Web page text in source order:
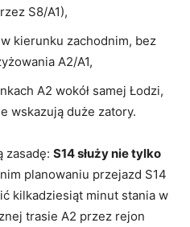
S8/A1),
kierunku zachodnim, bez
A2/A1,
A2 wokół samej Łodzi,
wskazują duże zatory.
zasadę: S14 służy nie tylko
planowaniu przejazd S14
kilkadziesiąt minut stania w
trasie A2 przez rejon